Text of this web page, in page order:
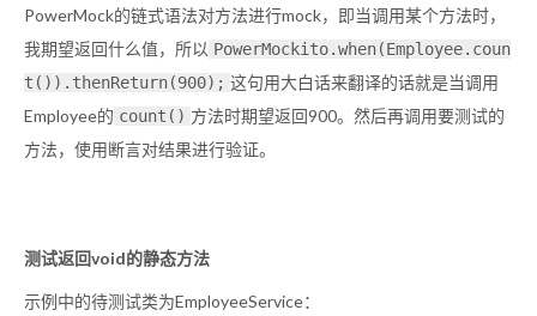
PowerMock的链式语法对方法进行mock，即当调用某个方法时，
我期望返回什么值，所以 PowerMockito.when(Employee.coun
t()).thenReturn(900); 这句用大白话来翻译的话就是当调用
Employee的 count() 方法时期望返回900。然后再调用要测试的
方法，使用断言对结果进行验证。
测试返回void的静态方法
示例中的待测试类为EmployeeService：